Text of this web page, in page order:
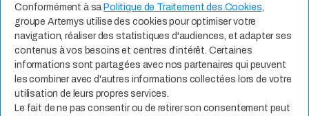
Conformément à sa Politique de Traitement des Cookies,
groupe Artemys utilise des cookies pour optimiser votre
navigation, réaliser des statistiques d'audiences, et adapter ses
contenus à vos besoins et centres d’intérêt. Certaines
informations sont partagées avec nos partenaires qui peuvent
les combiner avec d'autres informations collectées lors de votre
utilisation de leurs propres services.
Le fait de ne pas consentir ou de retirer son consentement peut
Espace Talents Offres d’Emploi
Candidature Spontanée